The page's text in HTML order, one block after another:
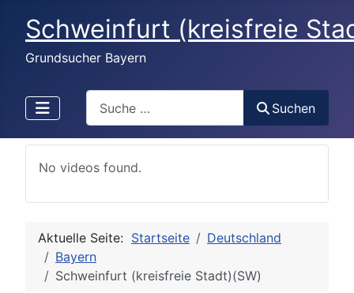
Schweinfurt (kreisfreie
Grundsucher Bayern
Suchen
No videos found.
Aktuelle Seite: Startseite
Deutschland
Bayern
Schweinfurt (kreisfreie Stadt)(SW)